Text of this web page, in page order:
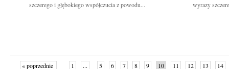
szczerego i głębokiego współczucia z powodu...
wyrazy
« poprzednie 1 ... 5 6 7 8 9 10 11 12 13 14